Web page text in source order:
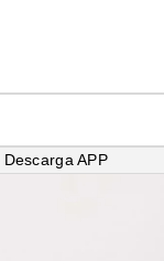
Descarga APP